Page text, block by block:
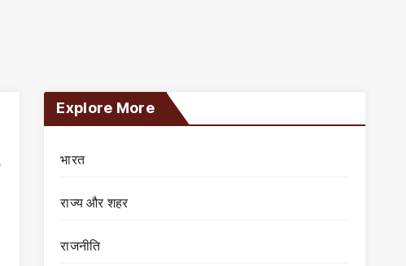
Explore More
भारत
राज्य और शहर
राजनीति